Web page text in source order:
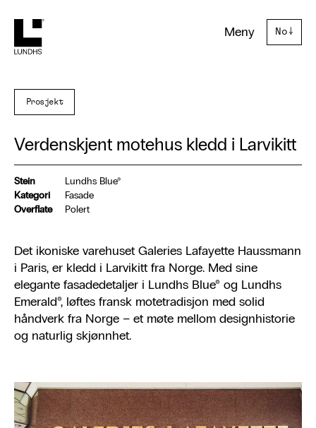
Lundhs Meny No↓
Prosjekt
Verdenskjent motehus kledd i Larvikitt
Stein
Lundhs Blue®
Kategori
Fasade
Overflate
Polert
Det ikoniske varehuset Galeries Lafayette Haussmann
i Paris, er kledd i Larvikitt fra Norge. Med sine
elegante fasadedetaljer i Lundhs Blue® og Lundhs
Emerald®, løftes fransk motetradisjon med solid
håndverk fra Norge – et møte mellom designhistorie
og naturlig skjønnhet.